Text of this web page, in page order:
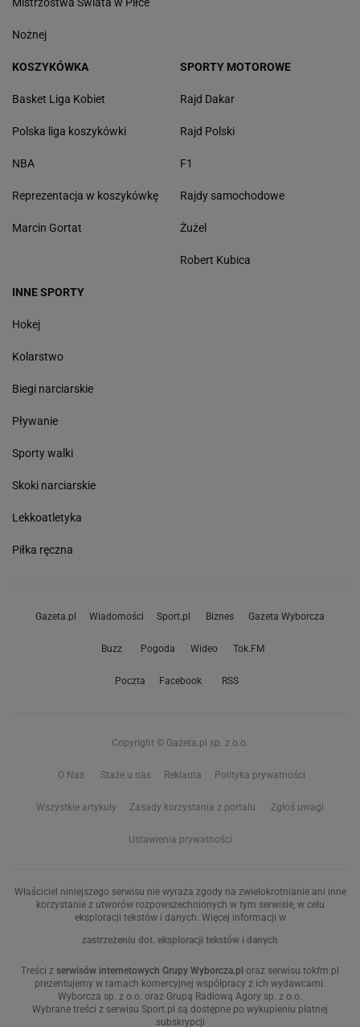
Mistrzostwa Świata w Piłce
Nożnej
KOSZYKÓWKA
Basket Liga Kobiet
Polska liga koszykówki
NBA
Reprezentacja w koszykówkę
Marcin Gortat
SPORTY MOTOROWE
Rajd Dakar
Rajd Polski
F1
Rajdy samochodowe
Żużel
Robert Kubica
INNE SPORTY
Hokej
Kolarstwo
Biegi narciarskie
Pływanie
Sporty walki
Skoki narciarskie
Lekkoatletyka
Piłka ręczna
Gazeta.pl Wiadomości Sport.pl Biznes Gazeta Wyborcza
Buzz Pogoda Wideo Tok.FM
Poczta Facebook RSS
Copyright © Gazeta.pl sp. z o.o.
O Nas Staże u nas Reklama Polityka prywatności
Wszystkie artykuły Zasady korzystania z portalu Zgłoś uwagi
Ustawienia prywatności
Właściciel niniejszego serwisu nie wyraża zgody na zwielokrotnianie ani inne
korzystanie z utworów rozpowszechnionych w tym serwisie, w celu
eksploracji tekstów i danych. Więcej informacji w
zastrzeżeniu dot. eksploracji tekstów i danych
Treści z serwisów internetowych Grupy Wyborcza.pl oraz serwisu tokfm.pl
prezentujemy w ramach komercyjnej współpracy z ich wydawcami:
Wyborcza sp. z o.o. oraz Grupą Radiową Agory sp. z o.o.
Wybrane treści z serwisu Sport.pl są dostępne po wykupieniu płatnej
subskrypcji